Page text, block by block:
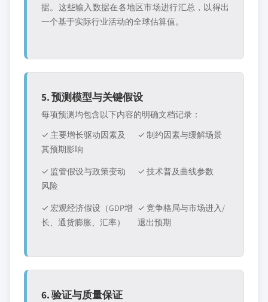
据。这些输入数据在各地区市场进行汇总，以得出
一个基于实际行业活动的全球估算值。
5. 预测模型与关键假设
每项预测均包含以下内容的明确文档记录：
✓ 主要增长驱动因素及
其预期影响
✓ 制约因素与缓解场景
✓ 监管假设与政策变动
风险
✓ 技术普及曲线参数
✓ 宏观经济假设（GDP增
长、通货膨胀、汇率）
✓ 竞争格局与市场进入/
退出预期
6. 验证与质量保证